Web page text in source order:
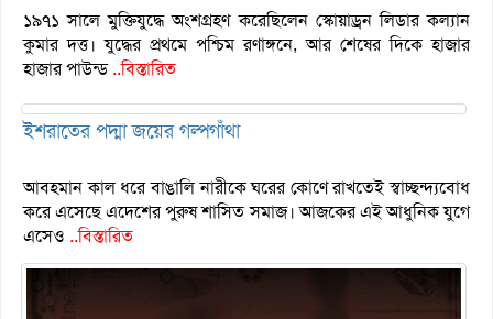
১৯৭১ সালে মুক্তিযুদ্ধে অংশগ্রহণ করেছিলেন স্কোয়াড্রন লিডার কল্যান
কুমার দত্ত। যুদ্ধের প্রথমে পশ্চিম রণাঙ্গনে, আর শেষের দিকে হাজার
হাজার পাউন্ড..বিস্তারিত
ইশরাতের পদ্মা জয়ের গল্পগাঁথা
আবহমান কাল ধরে বাঙালি নারীকে ঘরের কোণে রাখতেই স্বাচ্ছন্দ্যবোধ
করে এসেছে এদেশের পুরুষ শাসিত সমাজ। আজকের এই আধুনিক যুগে
এসেও ..বিস্তারিত